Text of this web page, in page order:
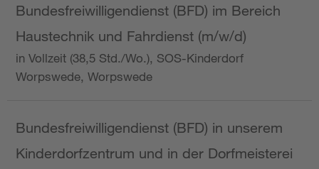
Bundesfreiwilligendienst (BFD) im Bereich
Haustechnik und Fahrdienst (m/w/d)
in Vollzeit (38,5 Std./Wo.), SOS-Kinderdorf
Worpswede, Worpswede
Bundesfreiwilligendienst (BFD) in unserem
Kinderdorfzentrum und in der Dorfmeisterei